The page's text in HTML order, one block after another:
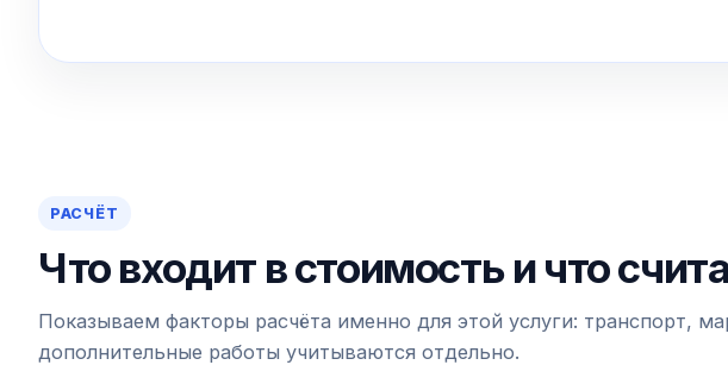
РАСЧЁТ
Что входит в стоимость и что
Показываем факторы расчёта именно для этой услуги: транспорт,
дополнительные работы учитываются отдельно.